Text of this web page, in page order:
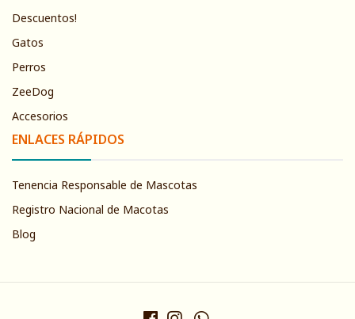
Descuentos!
Gatos
Perros
ZeeDog
Accesorios
ENLACES RÁPIDOS
Tenencia Responsable de Mascotas
Registro Nacional de Macotas
Blog